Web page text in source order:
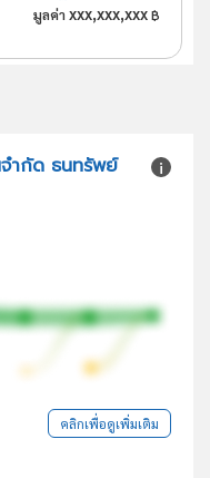
มูลค่า xxx,xxx,xxx ฿
ำกัด ธนทรัพย์
คลิกเพื่อดูเพิ่มเติม